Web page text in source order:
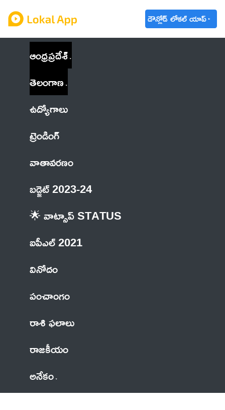
డౌన్లోడ్ లోకల్ యాప్
ఆంధ్రప్రదేశ్
తెలంగాణ
ఉద్యోగాలు
ట్రెండింగ్
వాతావరణం
బడ్జెట్ 2023-24
🌟 వాట్సాప్ STATUS
ఐపీఎల్ 2021
వినోదం
పంచాంగం
రాశి ఫలాలు
రాజకీయం
అనేకం